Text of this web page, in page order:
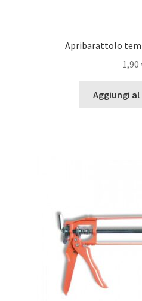
Apribarattolo
1,90
Aggiungi